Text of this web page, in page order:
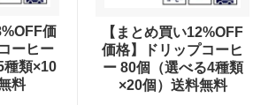
ー）
料無料）
価
ーヒー
種類×10
料
【まとめ買い12%OFF
価格】ドリップコーヒ
ー 80個（選べる4種類
×20個）送料無料